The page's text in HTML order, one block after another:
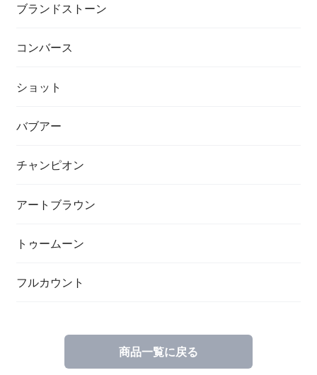
ブランドストーン
コンバース
ショット
バブアー
チャンピオン
アートブラウン
トゥームーン
フルカウント
商品一覧に戻る